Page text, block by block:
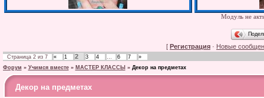
Модуль не
[ Регистрация · Новые
Страница 2из 7 « 1 2 3 4 … 6 7
»
Форум » Учимся вместе » МАСТЕР КЛАССЫ » Декор на предметах
Декор на предметах